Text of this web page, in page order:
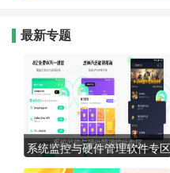
最新专题
系统监控与硬件管理软件专区